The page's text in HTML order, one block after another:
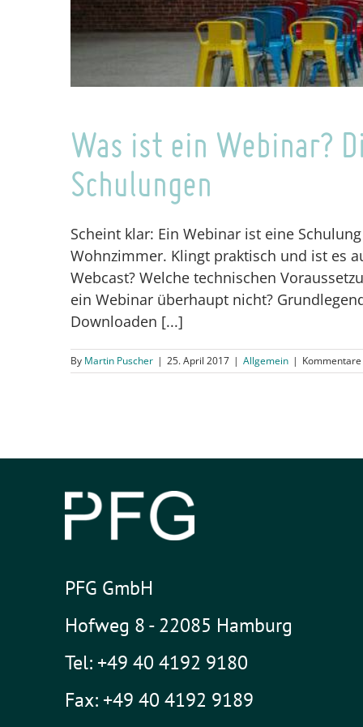
Was ist ein Webinar?
Schulungen
Scheint klar: Ein Webinar ist eine
Wohnzimmer. Klingt praktisch und ist es
Webcast? Welche technischen
ein Webinar überhaupt nicht?
Downloaden [...]
By Martin Puscher | 25. April 2017 | Allgemein |
PFG GmbH
Hofweg 8 - 22085 Hamburg
Tel: +49 40 4192 9180
Fax: +49 40 4192 9189